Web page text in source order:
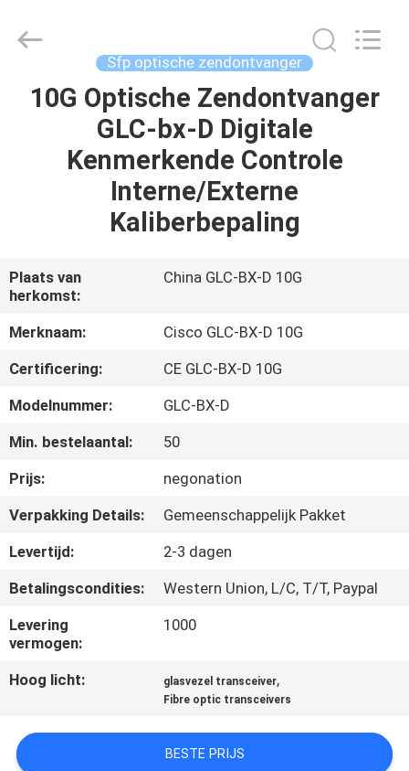
HUIS
PRODUCTEN
OVER
ONS
FABRIEKSTOCHT
KWALITEITSCONTROLE
NEEM
CONTACT
MET
OP
NIEUWS
Ltd..
Sfp optische zendontvanger
10G Optische Zendontvanger
GLC-bx-D Digitale
Kenmerkende Controle
Interne/Externe
Kaliberbepaling
Plaats van
herkomst:
China GLC-BX-D 10G
Merknaam:
Cisco GLC-BX-D 10G
Certificering:
CE GLC-BX-D 10G
Modelnummer:
GLC-BX-D
Min. bestelaantal:
50
Prijs:
negonation
Verpakking Details:
Gemeenschappelijk Pakket
Levertijd:
2-3 dagen
Betalingscondities:
Western Union, L/C, T/T, Paypal
Levering
vermogen:
1000
Hoog licht: glasvezel transceiver,
Fibre optic transceivers
BESTE PRIJS